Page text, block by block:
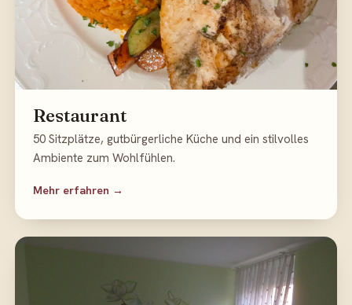
Restaurant
50 Sitzplätze, gutbürgerliche Küche und ein stilvolles
Ambiente zum Wohlfühlen.
Mehr erfahren